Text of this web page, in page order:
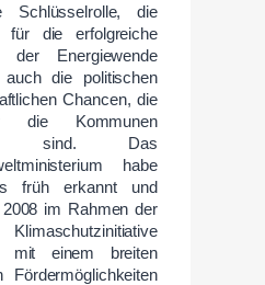
Schlüsselrolle, die
für die erfolgreiche
der Energiewende
die politischen
Chancen, die
die Kommunen
sind. Das
habe
früh erkannt und
im Rahmen der
mit einem breiten
Fördermöglichkeiten